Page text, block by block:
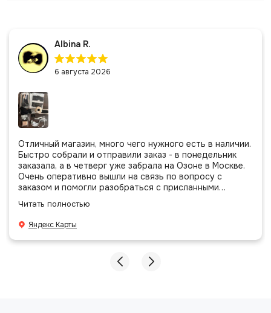
Albina R.
6 августа 2026
Отличный магазин, много чего нужного есть в наличии.
Быстро собрали и отправили заказ - в понедельник
заказала, а в четверг уже забрала на Озоне в Москве.
Очень оперативно вышли на связь по вопросу с
заказом и помогли разобраться с присланными
даже есть подарочек, очень приятно. Спасибо
большое команде!
Читать полностью
Яндекс Карты